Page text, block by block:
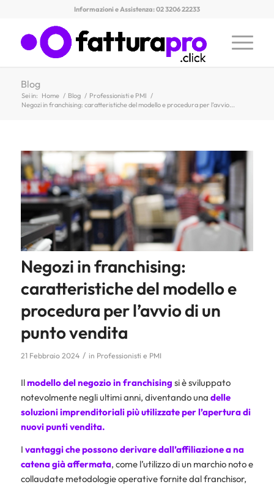
Informazioni e Assistenza: 02 3206 22233
Blog
Sei in: Home / Blog / Professionisti e PMI /
Negozi in franchising: caratteristiche del modello e procedura per l’avvio...
Negozi in franchising:
caratteristiche del modello e
procedura per l’avvio di un
punto vendita
21 Febbraio 2024 / in Professionisti e PMI
Ilmodello del negozio in franchising si è sviluppato
notevolmente negli ultimi anni, diventando una delle
soluzioni imprenditoriali più utilizzate per l’apertura di
nuovi punti vendita.
I vantaggi che possono derivare dall’affiliazione a na
catena già affermata, come l’utilizzo di un marchio noto e
collaudate metodologie operative fornite dal franchisor,